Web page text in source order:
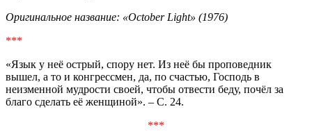
Оригинальное название: «October Light» (1976)
***
«Язык у неё острый, спору нет. Из неё бы проповедник
вышел, а то и конгрессмен, да, по счастью, Господь в
неизменной мудрости своей, чтобы отвести беду, почёл за
благо сделать её женщиной». – С. 24.
***